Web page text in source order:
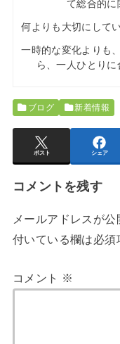
て総合的に
何よりも大切にして
一時的な変化よりも
ら、一人ひとりに
ブログ 新着情報
ポスト シェア
コメントを残す
メールアドレスが公
付いている欄は必須
コメント ※